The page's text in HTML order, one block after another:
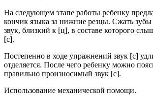
На следующем этапе работы ребенку
кончик языка за нижние резцы. Сжать зубы
звук, близкий к [ц], в составе которого
[с].
Постепенно в ходе упражнений звук [с]
отделяется. После чего ребенку можно
правильно произносимый звук [с].
Использование механической помощи.